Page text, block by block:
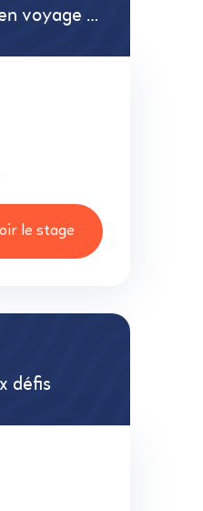
Mini Kids # Yoyo part en voyage # Danse # Atelier Créatif
le stage
défis